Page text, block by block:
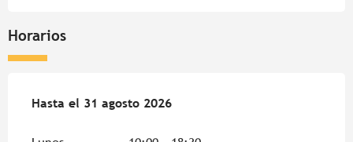
Horarios
Del1 julio 2026al 31 agosto 2026
Hasta el 31 agosto 2026